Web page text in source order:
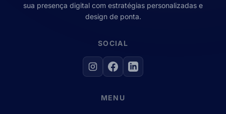
sua presença digital com estratégias personalizadas e
design de ponta.
SOCIAL
MENU